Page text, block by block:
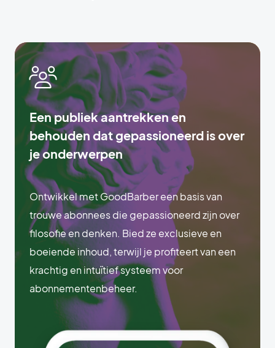
Een publiek aantrekken en
behouden dat gepassioneerd is over
je onderwerpen
Ontwikkel met GoodBarber een basis van
trouwe abonnees die gepassioneerd zijn over
filosofie en denken. Bied ze exclusieve en
boeiende inhoud, terwijl je profiteert van een
krachtig en intuïtief systeem voor
abonnementenbeheer.